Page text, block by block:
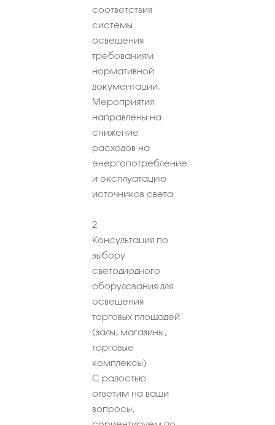
соответствия
системы
освещения
требованиям
нормативной
документации.
Мероприятия
направлены на
снижение
расходов на
энергопотребление
и эксплуатацию
источников света
2
Консультация по
выбору
светодиодного
оборудования для
освещения
торговых площадей
(залы, магазины,
торговые
комплексы)
С радостью
ответим на ваши
вопросы,